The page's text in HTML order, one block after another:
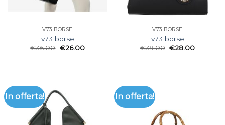
V73 BORSE
v73 borse
€36.00 €26.00
V73 BORSE
v73 borse
€39.00 €28.00
In offerta! In offerta!